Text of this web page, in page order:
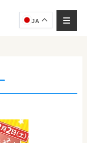
JA
です。